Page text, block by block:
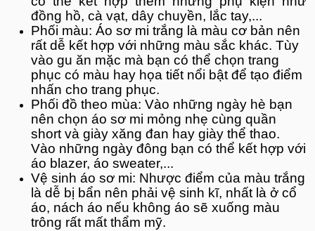
đồng hồ, cà vạt, dây chuyền, lắc tay,...
Phối màu: Áo sơ mi trắng là màu cơ bản nên
rất dễ kết hợp với những màu sắc khác. Tùy
vào gu ăn mặc mà bạn có thể chọn trang
phục có màu hay họa tiết nổi bật để tạo điểm
nhấn cho trang phục.
Phối đồ theo mùa: Vào những ngày hè bạn
nên chọn áo sơ mi mỏng nhẹ cùng quần
short và giày xăng đan hay giày thể thao.
Vào những ngày đông bạn có thể kết hợp với
áo blazer, áo sweater,...
Vệ sinh áo sơ mi: Nhược điểm của màu trắng
là dễ bị bẩn nên phải vệ sinh kĩ, nhất là ở cổ
áo, nách áo nếu không áo sẽ xuống màu
trông rất mất thẩm mỹ.